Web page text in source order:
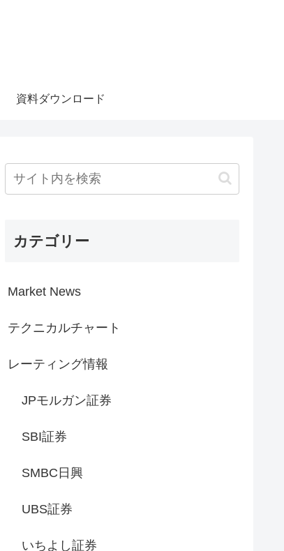
資料ダウンロード
カテゴリー
Market News
テクニカルチャート
レーティング情報
JPモルガン証券
SBI証券
SMBC日興
UBS証券
いちよし証券